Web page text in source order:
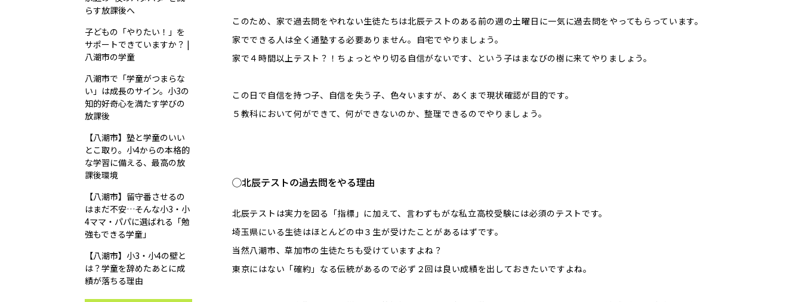
らす放課後へ
子どもの「やりたい！」を
サポートできていますか？ |
八潮市の学童
八潮市で「学童がつまらな
い」は成長のサイン。小3の
知的好奇心を満たす学びの
放課後
【八潮市】塾と学童のいい
とこ取り。小4からの本格的
な学習に備える、最高の放
課後環境
【八潮市】留守番させるの
はまだ不安…そんな小3・小
4ママ・パパに選ばれる「勉
強もできる学童」
【八潮市】小3・小4の壁と
は？学童を辞めたあとに成
績が落ちる理由
このため、家で過去問をやれない生徒たちは北辰テストのある前の週の土曜日に一気に過去問をやってもらっています。
家でできる人は全く通塾する必要ありません。自宅でやりましょう。
家で４時間以上テスト？！ちょっとやり切る自信がないです、という子はまなびの樹に来てやりましょう。
この日で自信を持つ子、自信を失う子、色々いますが、あくまで現状確認が目的です。
５教科において何ができて、何ができないのか、整理できるのでやりましょう。
◯北辰テストの過去問をやる理由
北辰テストは実力を図る「指標」に加えて、言わずもがな私立高校受験には必須のテストです。
埼玉県にいる生徒はほとんどの中３生が受けたことがあるはずです。
当然八潮市、草加市の生徒たちも受けていますよね？
東京にはない「確約」なる伝統があるので必ず２回は良い成績を出しておきたいですよね。